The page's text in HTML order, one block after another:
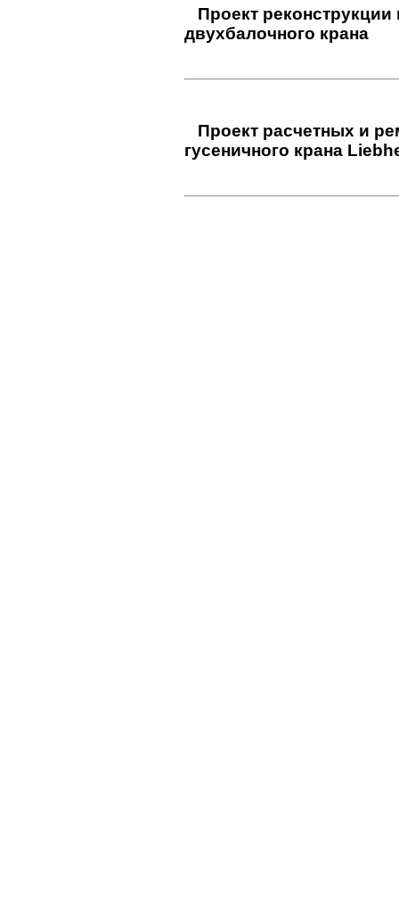
Крановая эстакада
Проект
двухбалочного крана